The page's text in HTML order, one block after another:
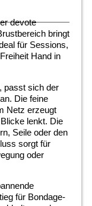
devote
bringt
für Sessions,
Hand in
passt sich der
Die feine
Netz erzeugt
lenkt. Die
Seile oder den
sorgt für
oder
für Bondage-